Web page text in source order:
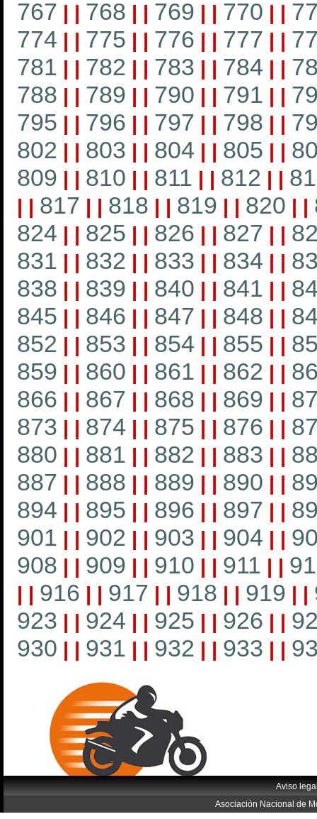
767 | | 768 | | 769 | | 770 | |
774 | | 775 | | 776 | | 777 | |
781 | | 782 | | 783 | | 784 | |
788 | | 789 | | 790 | | 791 | |
795 | | 796 | | 797 | | 798 | |
802 | | 803 | | 804 | | 805 | |
809 | | 810 | | 811 | | 812 | |
| | 817 | | 818 | | 819 | | 820 | |
824 | | 825 | | 826 | | 827 | |
831 | | 832 | | 833 | | 834 | |
838 | | 839 | | 840 | | 841 | |
845 | | 846 | | 847 | | 848 | |
852 | | 853 | | 854 | | 855 | |
859 | | 860 | | 861 | | 862 | |
866 | | 867 | | 868 | | 869 | |
873 | | 874 | | 875 | | 876 | |
880 | | 881 | | 882 | | 883 | |
887 | | 888 | | 889 | | 890 | |
894 | | 895 | | 896 | | 897 | |
901 | | 902 | | 903 | | 904 | |
908 | | 909 | | 910 | | 911 | |
| | 916 | | 917 | | 918 | | 919 | |
923 | | 924 | | 925 | | 926 | |
930 | | 931 | | 932 | | 933 | |
Aviso
Asociación Nacional de